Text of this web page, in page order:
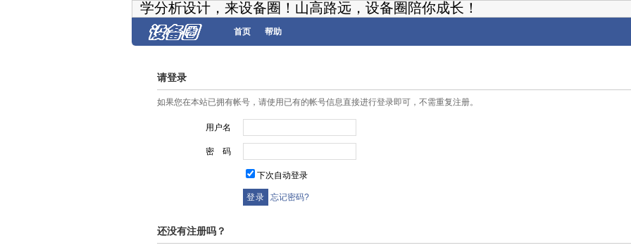
学分析设计，来设备圈！山高路远，设备圈陪你成长！
首页 帮助
请登录
如果您在本站已拥有帐号，请使用已有的帐号信息直接进行登录即可，不需重复注册。
用户名
密 码
下次自动登录
忘记密码?
还没有注册吗？